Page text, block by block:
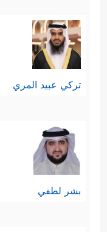
تركي عبيد المري
بشر لطفي